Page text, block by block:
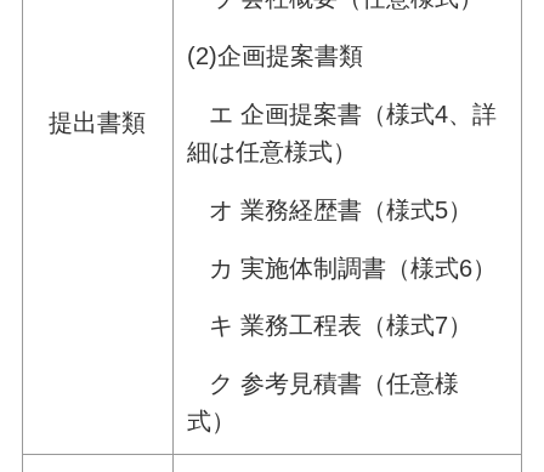
提出書類
(2)企画提案書類
エ 企画提案書（様式4、詳
細は任意様式）
オ 業務経歴書（様式5）
カ 実施体制調書（様式6）
キ 業務工程表（様式7）
ク 参考見積書（任意様
式）